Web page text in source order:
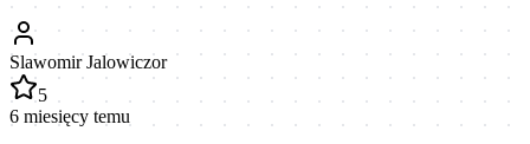
Slawomir Jalowiczor
5
6 miesięcy temu